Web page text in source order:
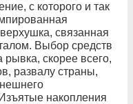
с которого и так
связанная
Выбор средств
рывка, скорее всего,
развалу страны,
накопления